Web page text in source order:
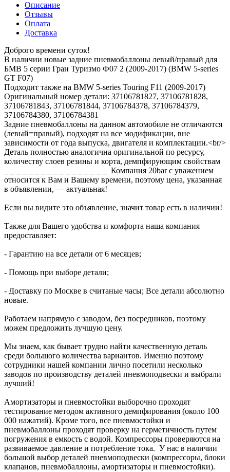
Описание
Отзывы
Оплата
Доставка
Доброго времени суток!
В наличии новые задние пневмобаллоны левый/правый для
БМВ 5 серии Гран Туризмо Ф07 2 (2009-2017) (BMW 5-series
GT F07)
Подходит также на BMW 5-series Touring F11 (2009-2017)
Оригинальный номер детали: 37106781827, 37106781828,
37106781843, 37106781844, 37106784378, 37106784379,
37106784380, 37106784381
Задние пневмобаллоны на данном автомобиле не отличаются
(левый=правый), подходят на все модификации, вне
зависимости от года выпуска, двигателя и комплектации.<br/>
Деталь полностью аналогична оригинальной по ресурсу,
количеству слоев резины и корта, демпфирующим свойствам
_ _ _ _ _ _ _ _ _ _ _ _ _ _ _ _ _ Компания 20bar c уважением
относится к Вам и Вашему времени, поэтому цена, указанная
в объявлении, — актуальная!
Если вы видите это объявление, значит товар есть в наличии!
Также для Вашего удобства и комфорта наша компания
предоставляет:
- Гарантию на все детали от 6 месяцев;
- Помощь при выборе детали;
- Доставку по Москве в считаные часы; Все детали абсолютно
новые.
Работаем напрямую с заводом, без посредников, поэтому
можем предложить лучшую цену.
Мы знаем, как бывает трудно найти качественную деталь
среди большого количества вариантов. Именно поэтому
сотрудники нашей компании лично посетили несколько
заводов по производству деталей пневмоподвески и выбрали
лучший!
Амортизаторы и пневмостойки выборочно проходят
тестирование методом активного демпфирования (около 100
000 нажатий). Кроме того, все пневмостойки и
пневмобаллоны проходят проверку на герметичность путем
погружения в емкость с водой. Компрессоры проверяются на
развиваемое давление и потребление тока. У нас в наличии
большой выбор деталей пневмоподвески (компрессоры, блоки
клапанов, пневмобаллоны, амортизаторы и пневмостойки).